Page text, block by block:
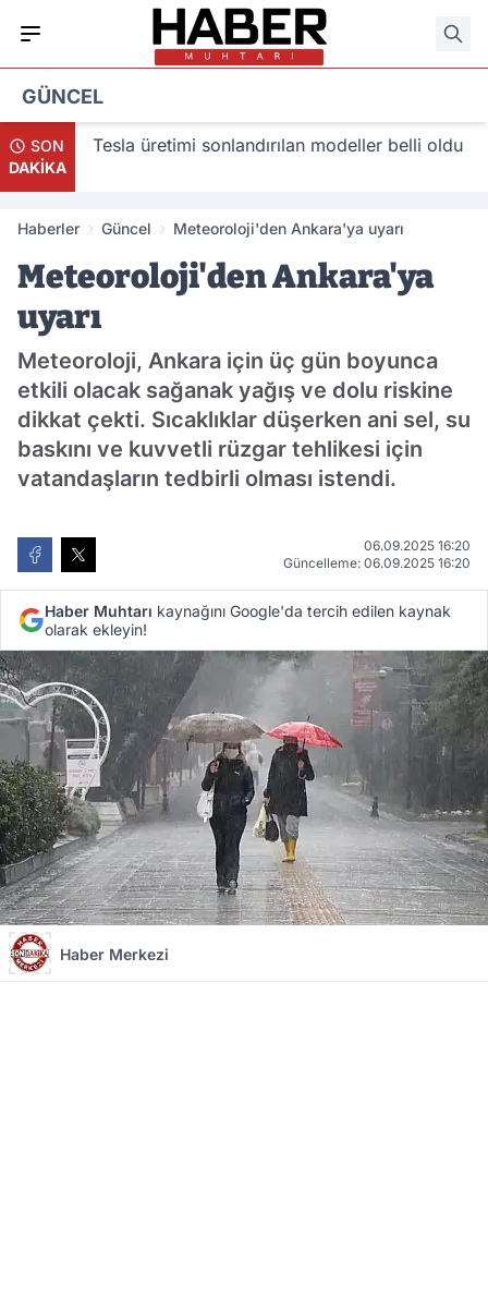
GÜNCEL
SON
DAKİKA
Tesla üretimi sonlandırılan modeller belli oldu
Haberler Güncel Meteoroloji'den Ankara'ya uyarı
Meteoroloji'den Ankara'ya
uyarı
Meteoroloji, Ankara için üç gün boyunca
etkili olacak sağanak yağış ve dolu riskine
dikkat çekti. Sıcaklıklar düşerken ani sel, su
baskını ve kuvvetli rüzgar tehlikesi için
vatandaşların tedbirli olması istendi.
06.09.2025 16:20
Güncelleme: 06.09.2025 16:20
Haber Muhtarı kaynağını Google'da tercih edilen kaynak
olarak ekleyin!
Haber Merkezi